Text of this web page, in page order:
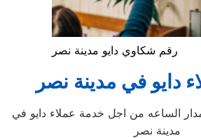
رقم شكاوي دايو مدينة نصر
دايو في مدينة نصر
الساعه من اجل خدمة عملاء دايو في
مدينة نصر